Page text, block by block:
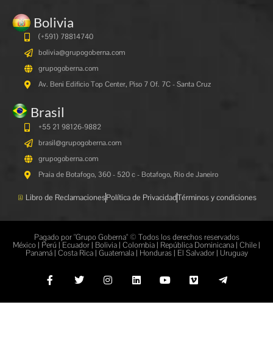
Bolivia
(+591) 78814740
bolivia@grupogoberna.com
grupogoberna.com
Av. Beni Edificio Top Center, Piso 7 Of. 7C - Santa Cruz
Brasil
+55 21 98126-9882
brasil@grupogoberna.com
grupogoberna.com
Praia de Botafogo, 360 - 520 c - Botafogo, Rio de Janeiro
Libro de ReclamacionesPolítica de PrivacidadTérminos y condiciones
Pagado por "Grupo Goberna" © Todos los derechos reservados
México | Perú | Ecuador | Bolivia | Colombia | República Dominicana | Chile |
Panamá | Costa Rica | Guatemala | Honduras | El Salvador | Uruguay